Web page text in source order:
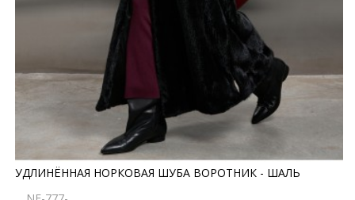
УДЛИНЁННАЯ НОРКОВАЯ ШУБА ВОРОТНИК - ШАЛЬ